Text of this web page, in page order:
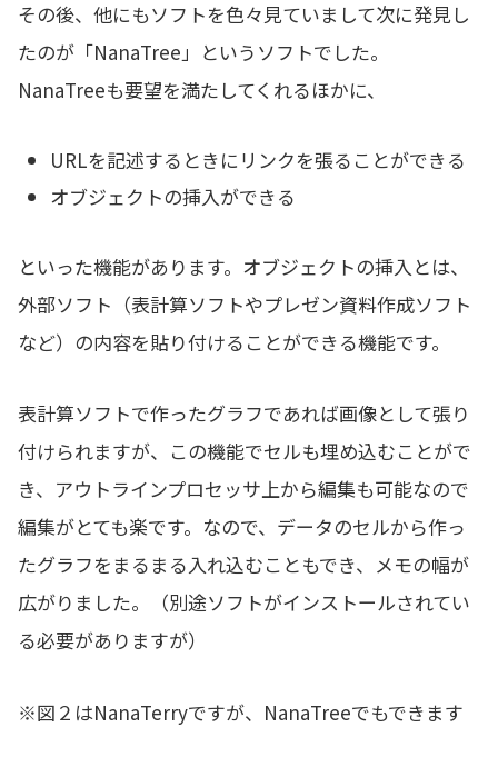
その後、他にもソフトを色々見ていまして次に発見し
たのが「NanaTree」というソフトでした。
NanaTreeも要望を満たしてくれるほかに、
URLを記述するときにリンクを張ることができる
オブジェクトの挿入ができる
といった機能があります。オブジェクトの挿入とは、
外部ソフト（表計算ソフトやプレゼン資料作成ソフト
など）の内容を貼り付けることができる機能です。
表計算ソフトで作ったグラフであれば画像として張り
付けられますが、この機能でセルも埋め込むことがで
き、アウトラインプロセッサ上から編集も可能なので
編集がとても楽です。なので、データのセルから作っ
たグラフをまるまる入れ込むこともでき、メモの幅が
広がりました。（別途ソフトがインストールされてい
る必要がありますが）
※図２はNanaTerryですが、NanaTreeでもできます